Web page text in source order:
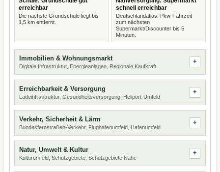
erreichbar
Die nächste Grundschule liegt bis
1,5 km entfernt.
schnell erreichbar
Deutschlandatlas: Pkw-Fahrzeit
zum nächsten
Supermarkt/Discounter bis 5
Minuten.
Immobilien & Wohnungsmarkt
Digitale Infrastruktur, Energieanlagen, Regionale Kaufkraft
Erreichbarkeit & Versorgung
Ladeinfrastruktur, Gesundheitsversorgung, Heliport-Umfeld
Verkehr, Sicherheit & Lärm
Bundesfernstraßen-Verkehr, Flughafenumfeld, Hafenumfeld
Natur, Umwelt & Kultur
Kulturumfeld, Schutzgebiete, Schutzgebiete Nähe